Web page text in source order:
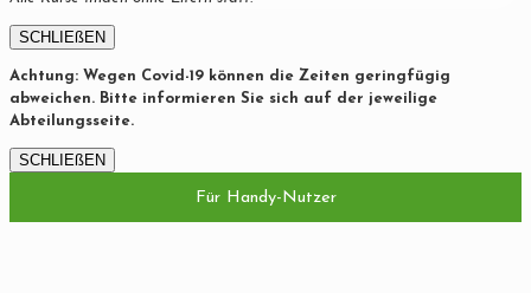
SCHLIEßEN
Achtung: Wegen Covid-19 können die Zeiten geringfügig
abweichen. Bitte informieren Sie sich auf der jeweilige
Abteilungsseite.
SCHLIEßEN
Für Handy-Nutzer